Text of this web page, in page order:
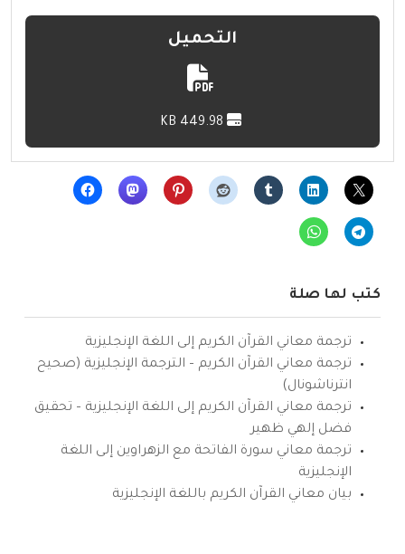
التحميل
كتب لها صلة
ترجمة معاني القرآن الكريم إلى اللغة الإنجليزية
ترجمة معاني القرآن الكريم – الترجمة الإنجليزية (صحيح
انترناشونال)
ترجمة معاني القرآن الكريم إلى اللغة الإنجليزية – تحقيق
فضل إلهي ظهير
ترجمة معاني سورة الفاتحة مع الزهراوين إلى اللغة
الإنجليزية
بيان معاني القرآن الكريم باللغة الإنجليزية